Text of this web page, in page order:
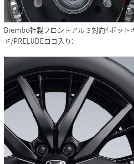
Brembo社製フロントアルミ対向4ポット
ド/PRELUDEロゴ入り）